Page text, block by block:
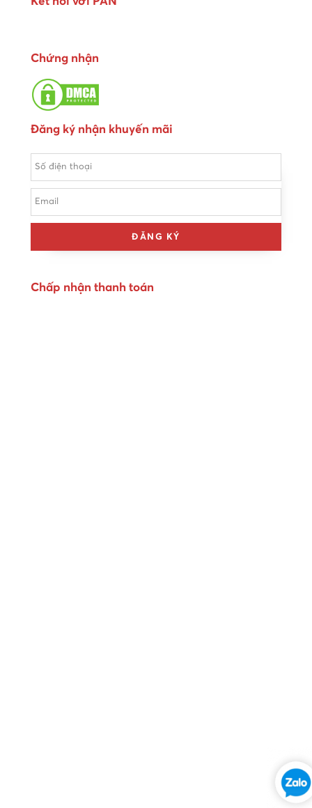
Chứng nhận
Đăng ký nhận khuyến mãi
ĐĂNG KÝ
Chấp nhận thanh toán